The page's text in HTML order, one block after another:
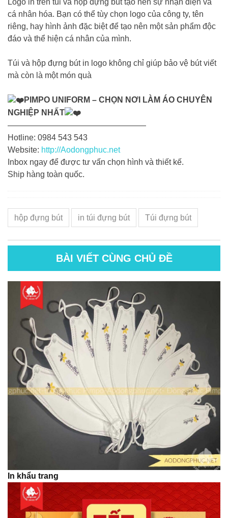
Logo in trên túi và hộp đựng bút tạo nên sự nhận diện và
cá nhân hóa. Bạn có thể tùy chọn logo của công ty, tên
riêng, hay hình ảnh đặc biệt để tạo nên một sản phẩm độc
đáo và thể hiện cá nhân của mình.
Túi và hộp đựng bút in logo không chỉ giúp bảo vệ bút viết
mà còn là một món quà
PIMPO UNIFORM – CHỌN NƠI LÀM ÁO CHUYÊN
NGHIỆP NHẤT
—————————————————
Hotline: 0984 543 543
Website: http://Aodongphuc.net
Inbox ngay để được tư vấn chọn hình và thiết kế.
Ship hàng toàn quốc.
hộp đựng bút in túi đựng bút Túi đựng bút
BÀI VIẾT CÙNG CHỦ ĐỀ
In khẩu trang